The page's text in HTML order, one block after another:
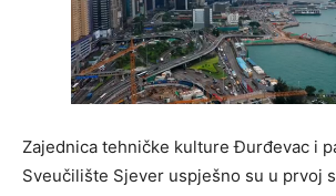
Zajednica tehničke kulture Đurđevac i
Sveučilište Sjever uspješno su u prvoj